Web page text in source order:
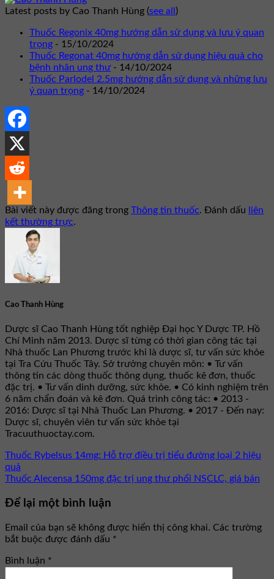
Latest posts by Cao Thanh Hùng (see all )
Thuốc Regonix 40mg hướng dẫn sử dụng và lưu ý quan
trọng - 15/10/2024
Thuốc Regonat 40mg hướng dẫn sử dụng hiệu quả cho
bệnh nhân ung thư- 14/10/2024
Thuốc Parlodel 2.5mg hướng dẫn sử dụng và những lưu
ý quan trọng - 14/10/2024
Bài viết này được đăng trong Thông tin thuốc. Đánh dấu
liên
kết thường trực.
Cao Thanh Hùng
Dược sĩ Cao Thanh Hùng tốt nghiệp Đại học Y Dược TP. Hồ
Chí Minh năm 2013. Dược sĩ từng có thời gian công tác tại
Nhà thuốc Lan Phương trước khi là dược sĩ, tư vấn sức khỏe
tại Tra Cứu Thuốc Tây. Sở trưởng chuyên môn: • Tư vấn
thông tin các dòng thuốc thông dụng, thuốc kê đơn, thuốc
đặc trị. • Tư vấn dinh dưỡng, sức khỏe. • Có kinh nghiệm trên
6 năm chẩn đoán và kê đơn. Quá trình công tác: • 2013 -
2016: Dược sĩ tại Nhà Thuốc Lan Phương. • 2017 - Đến nay:
Dược sĩ, chuyên viên tư vấn sức khỏe tại
Tracuuthuoctay.com.
Thuốc Rybelsus 14mg: Hỗ trợ điều trị tiểu đường loại 2 hiệu
quả
Thuốc Alecensa 150mg đặc trị ung thư phổi NSCLC, giá bán
Để lại một bình luận
Email của bạn sẽ không được hiển thị công khai. Các trường
bắt buộc được đánh dấu *
Bình luận *